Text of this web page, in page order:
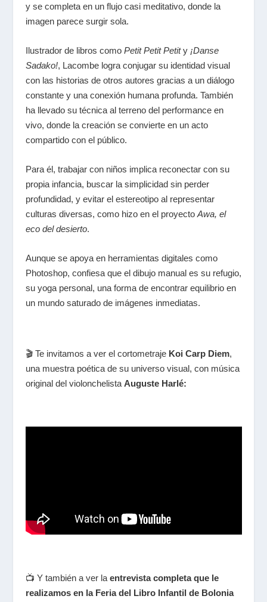
y se completa en un flujo casi meditativo, donde la
imagen parece surgir sola.
Ilustrador de libros como Petit Petit Petity ¡Danse
Sadako!, Lacombe logra conjugar su identidad visual
con las historias de otros autores gracias a un diálogo
constante y una conexión humana profunda. También
ha llevado su técnica al terreno del performance en
vivo, donde la creación se convierte en un acto
compartido con el público.
Para él, trabajar con niños implica reconectar con su
propia infancia, buscar la simplicidad sin perder
profundidad, y evitar el estereotipo al representar
culturas diversas, como hizo en el proyecto Awa, el
eco del desierto.
Aunque se apoya en herramientas digitales como
Photoshop, confiesa que el dibujo manual es su refugio,
su yoga personal, una forma de encontrar equilibrio en
un mundo saturado de imágenes inmediatas.
🎬 Te invitamos a ver el cortometraje Koi Carp Diem,
una muestra poética de su universo visual, con música
original del violonchelista Auguste Harlé:
📺 Y también a ver la entrevista completa que le
realizamos en la Feria del Libro Infantil de Bolonia